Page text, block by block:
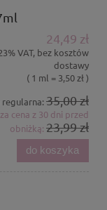
24,49 zł
VAT, bez kosztów
dostawy
( 1 ml = 3,50 zł )
regularna: 35,00 zł
cena z 30 dni przed
obniżką: 23,99 zł
do koszyka